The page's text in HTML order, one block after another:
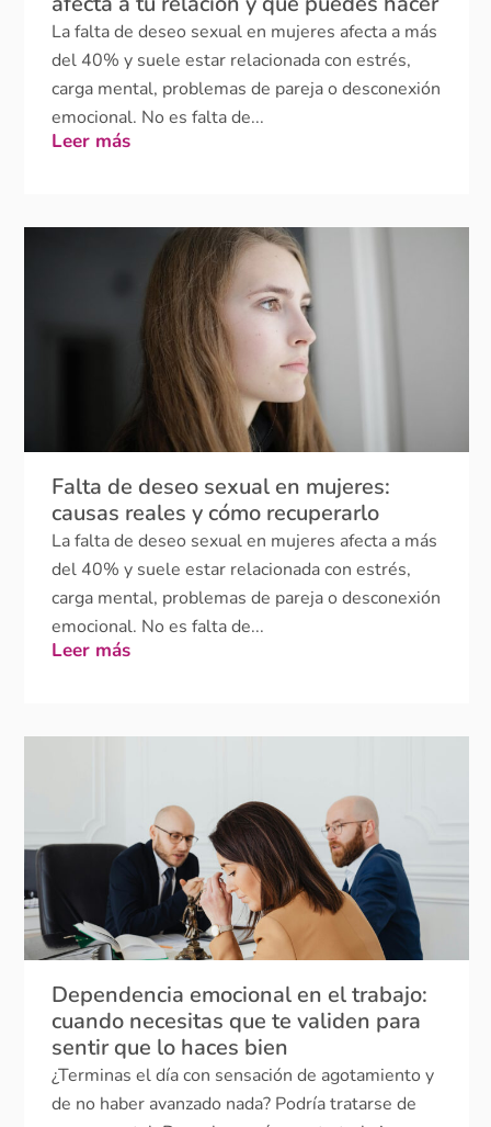
del 40% y suele estar relacionada con estrés,
carga mental, problemas de pareja o desconexión
emocional. No es falta de...
Leer más
Falta de deseo sexual en mujeres:
La falta de deseo sexual en mujeres afecta a más
del 40% y suele estar relacionada con estrés,
carga mental, problemas de pareja o desconexión
emocional. No es falta de...
Leer más
Dependencia emocional en el trabajo:
sentir que lo haces bien
¿Terminas el día con sensación de agotamiento y
de no haber avanzado nada? Podría tratarse de
carga mental. Descubre qué es este trabajo
invisible que afecta especialmente a las